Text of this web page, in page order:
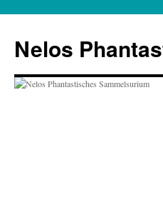
springen
Nelos